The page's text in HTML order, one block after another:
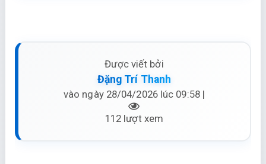
Được viết bởi
Đặng Trí Thanh
vào ngày 28/04/2026 lúc 09:58 |
112 lượt xem